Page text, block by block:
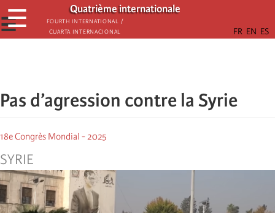
Skip
to
main
Quatrième internationale
Fourth International /
Cuarta Internacional
☰
☰
Pas d’agression contre la Syrie
18e Congrès Mondial - 2025
SYRIE